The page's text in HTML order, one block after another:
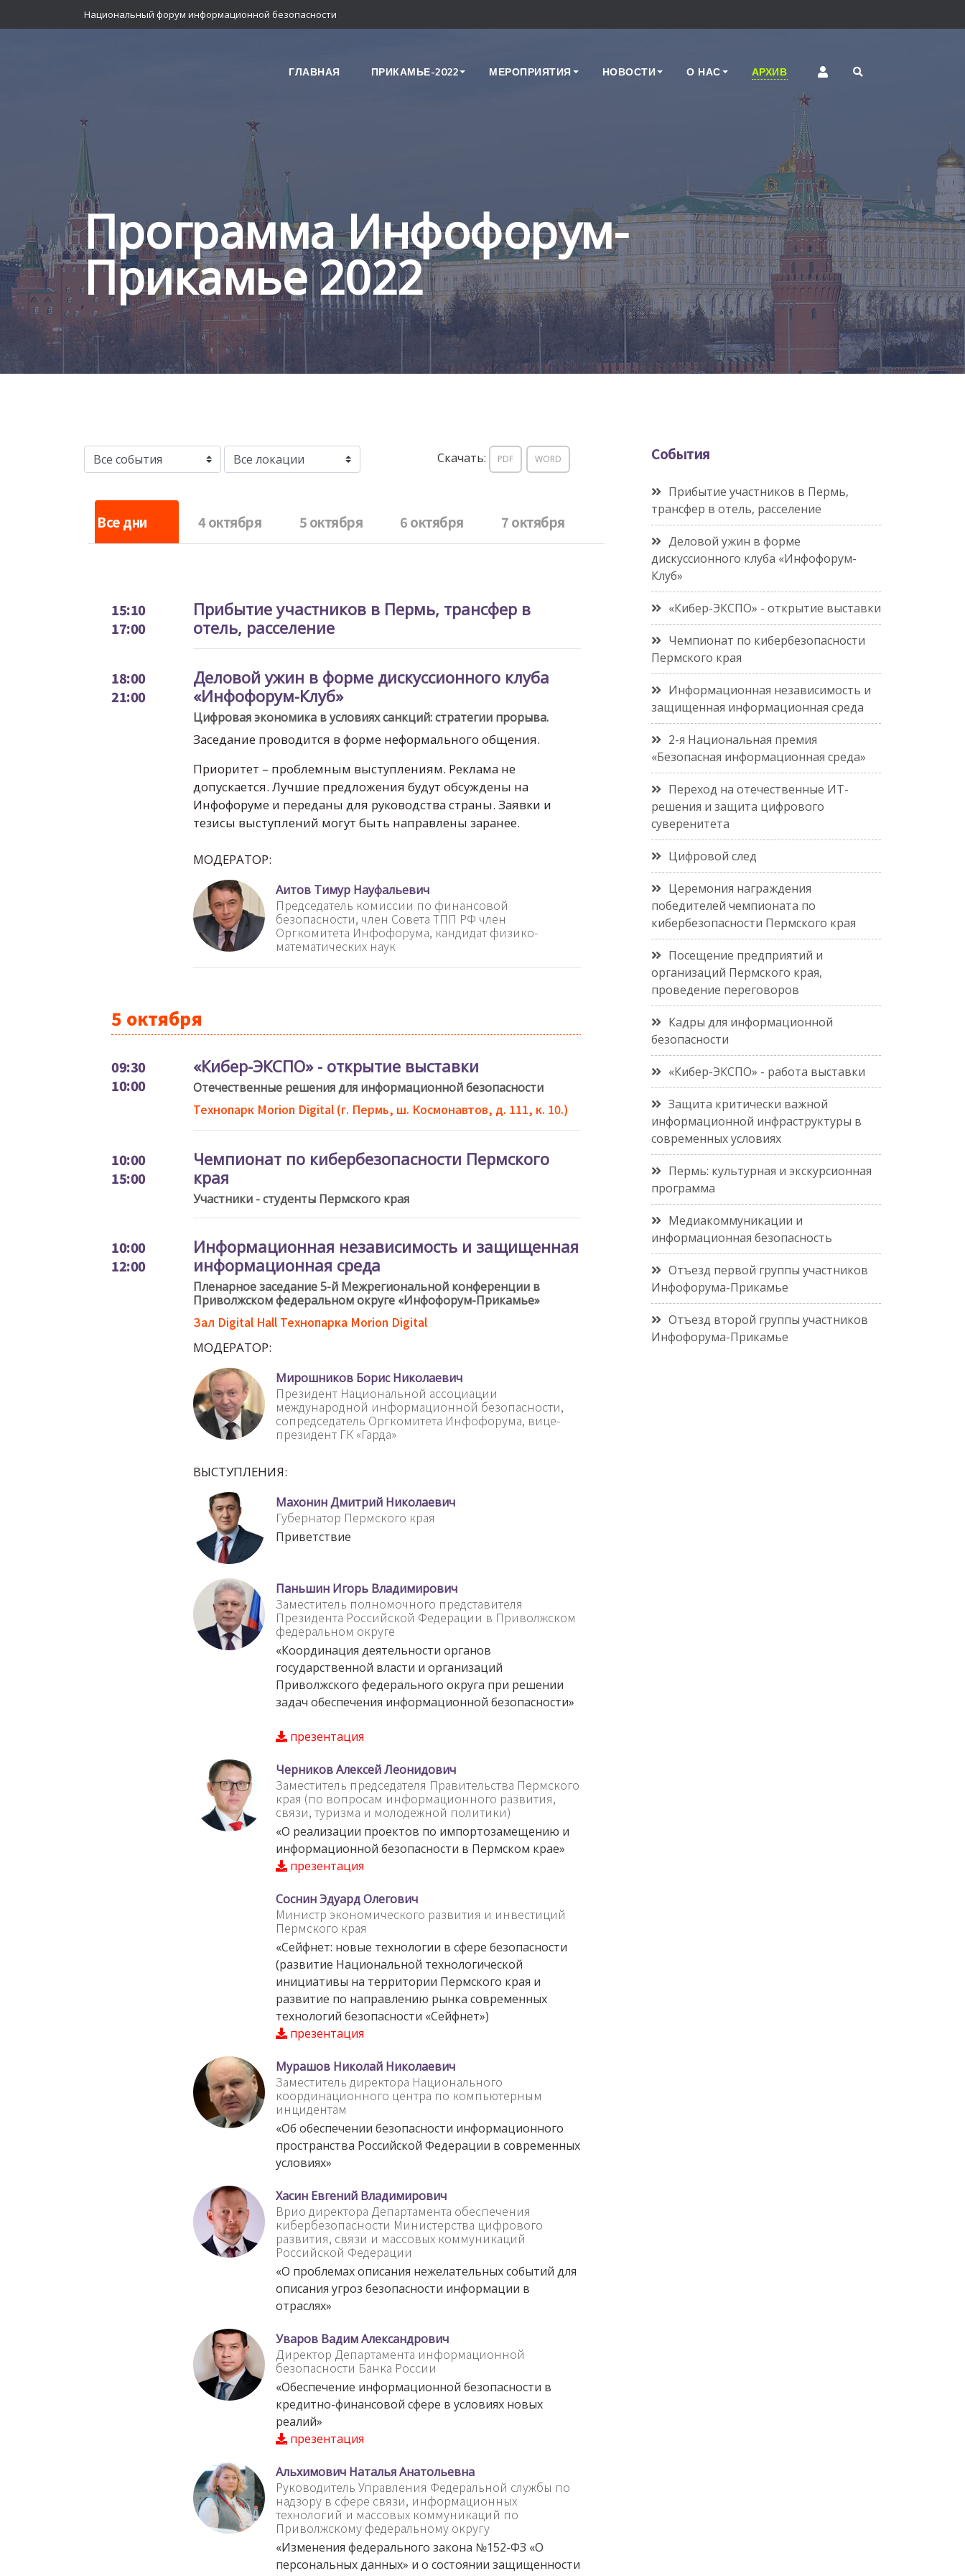
Национальный форум информационной безопасности
ГЛАВНАЯ ПРИКАМЬЕ-2022 МЕРОПРИЯТИЯ НОВОСТИ О НАС АРХИВ
Программа Инфофорум-
Прикамье 2022
Скачать: PDF WORD
Все дни 4 октября 5 октября 6 октября 7 октября
15:10
17:00
Прибытие участников в Пермь, трансфер в
отель, расселение
18:00
21:00
Деловой ужин в форме дискуссионного клуба
«Инфофорум-Клуб»
Цифровая экономика в условиях санкций: стратегии прорыва.
Заседание проводится в форме неформального общения.
Приоритет – проблемным выступлениям. Реклама не
допускается. Лучшие предложения будут обсуждены на
Инфофоруме и переданы для руководства страны. Заявки и
тезисы выступлений могут быть направлены заранее.
МОДЕРАТОР:
Аитов Тимур Науфальевич
Председатель комиссии по финансовой
безопасности, член Совета ТПП РФ член
Оргкомитета Инфофорума, кандидат физико-
математических наук
5 октября
09:30
10:00
«Кибер-ЭКСПО» - открытие выставки
Отечественные решения для информационной безопасности
Технопарк Morion Digital (г. Пермь, ш. Космонавтов, д. 111, к. 10.)
10:00
15:00
Чемпионат по кибербезопасности Пермского
края
Участники - студенты Пермского края
10:00
12:00
Информационная независимость и защищенная
информационная среда
Пленарное заседание 5-й Межрегиональной конференции в
Приволжском федеральном округе «Инфофорум-Прикамье»
Зал Digital Hall Технопарка Morion Digital
МОДЕРАТОР:
Мирошников Борис Николаевич
Президент Национальной ассоциации
международной информационной безопасности,
сопредседатель Оргкомитета Инфофорума, вице-
президент ГК «Гарда»
ВЫСТУПЛЕНИЯ:
Махонин Дмитрий Николаевич
Губернатор Пермского края
Приветствие
Паньшин Игорь Владимирович
Заместитель полномочного представителя
Президента Российской Федерации в Приволжском
федеральном округе
«Координация деятельности органов
государственной власти и организаций
Приволжского федерального округа при решении
задач обеспечения информационной безопасности»
презентация
Черников Алексей Леонидович
Заместитель председателя Правительства Пермского
края (по вопросам информационного развития,
связи, туризма и молодежной политики)
«О реализации проектов по импортозамещению и
информационной безопасности в Пермском крае»
презентация
Соснин Эдуард Олегович
Министр экономического развития и инвестиций
Пермского края
«Сейфнет: новые технологии в сфере безопасности
(развитие Национальной технологической
инициативы на территории Пермского края и
развитие по направлению рынка современных
технологий безопасности «Сейфнет»)
презентация
Мурашов Николай Николаевич
Заместитель директора Национального
координационного центра по компьютерным
инцидентам
«Об обеспечении безопасности информационного
пространства Российской Федерации в современных
условиях»
Хасин Евгений Владимирович
Врио директора Департамента обеспечения
кибербезопасности Министерства цифрового
развития, связи и массовых коммуникаций
Российской Федерации
«О проблемах описания нежелательных событий для
описания угроз безопасности информации в
отраслях»
Уваров Вадим Александрович
Директор Департамента информационной
безопасности Банка России
«Обеспечение информационной безопасности в
кредитно-финансовой сфере в условиях новых
реалий»
презентация
Альхимович Наталья Анатольевна
Руководитель Управления Федеральной службы по
надзору в сфере связи, информационных
технологий и массовых коммуникаций по
Приволжскому федеральному округу
«Изменения федерального закона №152-ФЗ «О
персональных данных» и о состоянии защищенности
События
Прибытие участников в Пермь,
трансфер в отель, расселение
Деловой ужин в форме
дискуссионного клуба «Инфофорум-
Клуб»
«Кибер-ЭКСПО» - открытие выставки
Чемпионат по кибербезопасности
Пермского края
Информационная независимость и
защищенная информационная среда
2-я Национальная премия
«Безопасная информационная среда»
Переход на отечественные ИТ-
решения и защита цифрового
суверенитета
Цифровой след
Церемония награждения
победителей чемпионата по
кибербезопасности Пермского края
Посещение предприятий и
организаций Пермского края,
проведение переговоров
Кадры для информационной
безопасности
«Кибер-ЭКСПО» - работа выставки
Защита критически важной
информационной инфраструктуры в
современных условиях
Пермь: культурная и экскурсионная
программа
Медиакоммуникации и
информационная безопасность
Отъезд первой группы участников
Инфофорума-Прикамье
Отъезд второй группы участников
Инфофорума-Прикамье